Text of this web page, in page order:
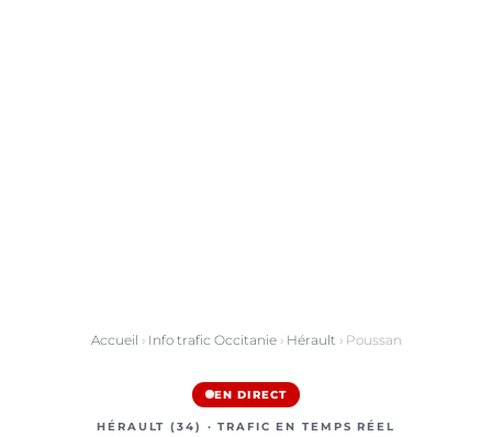
Accueil › Info trafic Occitanie› Hérault › Poussan
EN DIRECT
HÉRAULT (34) · TRAFIC EN TEMPS RÉEL